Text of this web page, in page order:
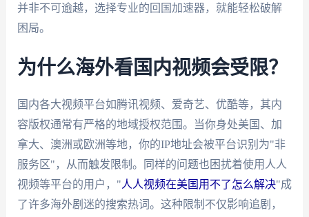
并非不可逾越，选择专业的回国加速器，就能轻松破解
困局。
为什么海外看国内视频会受限？
国内各大视频平台如腾讯视频、爱奇艺、优酷等，其内
容版权通常有严格的地域授权范围。当你身处美国、加
拿大、澳洲或欧洲等地，你的IP地址会被平台识别为"非
服务区"，从而触发限制。同样的问题也困扰着使用人人
视频等平台的用户，"人人视频在美国用不了怎么解决"成
了许多海外剧迷的搜索热词。这种限制不仅影响追剧，